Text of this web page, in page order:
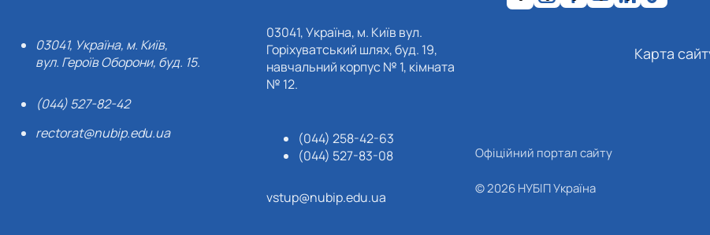
03041, Україна, м. Київ,
вул. Героїв Оборони, буд. 15.
(044) 527-82-42
rectorat@nubip.edu.ua
03041, Україна, м. Київ вул.
Горіхуватський шлях, буд. 19,
навчальний корпус № 1, кімната
№ 12.
(044) 258-42-63
(044) 527-83-08
vstup@nubip.edu.ua
Карта
Офіційний портал сайту
© 2026 НУБІП Україна